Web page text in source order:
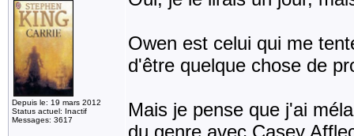
Depuis le: 19 mars 2012
Status actuel: Inactif
Messages: 3617
Owen est celui qui me
d'être quelque chose de
Mais je pense que j'ai
du genre avec Casey